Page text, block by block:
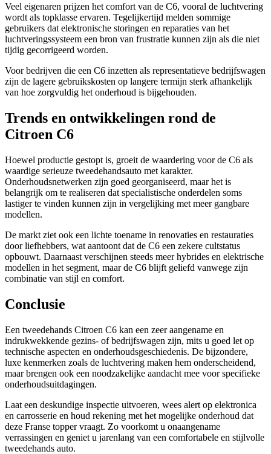
Veel eigenaren prijzen het comfort van de C6, vooral de luchtvering
wordt als topklasse ervaren. Tegelijkertijd melden sommige
gebruikers dat elektronische storingen en reparaties van het
luchtveringssysteem een bron van frustratie kunnen zijn als die niet
tijdig gecorrigeerd worden.
Voor bedrijven die een C6 inzetten als representatieve bedrijfswagen
zijn de lagere gebruikskosten op langere termijn sterk afhankelijk
van hoe zorgvuldig het onderhoud is bijgehouden.
Trends en ontwikkelingen rond de
Citroen C6
Hoewel productie gestopt is, groeit de waardering voor de C6 als
waardige serieuze tweedehandsauto met karakter.
Onderhoudsnetwerken zijn goed georganiseerd, maar het is
belangrijk om te realiseren dat specialistische onderdelen soms
lastiger te vinden kunnen zijn in vergelijking met meer gangbare
modellen.
De markt ziet ook een lichte toename in renovaties en restauraties
door liefhebbers, wat aantoont dat de C6 een zekere cultstatus
opbouwt. Daarnaast verschijnen steeds meer hybrides en elektrische
modellen in het segment, maar de C6 blijft geliefd vanwege zijn
combinatie van stijl en comfort.
Conclusie
Een tweedehands Citroen C6 kan een zeer aangename en
indrukwekkende gezins- of bedrijfswagen zijn, mits u goed let op
technische aspecten en onderhoudsgeschiedenis. De bijzondere,
luxe kenmerken zoals de luchtvering maken hem onderscheidend,
maar brengen ook een noodzakelijke aandacht mee voor specifieke
onderhoudsuitdagingen.
Laat een deskundige inspectie uitvoeren, wees alert op elektronica
en carrosserie en houd rekening met het mogelijke onderhoud dat
deze Franse topper vraagt. Zo voorkomt u onaangename
verrassingen en geniet u jarenlang van een comfortabele en stijlvolle
tweedehands auto.